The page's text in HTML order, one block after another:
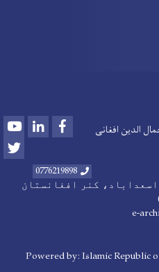
الدین افغانی YoutubeLinkedInFacebook
0776219898
اسعداباد، کنر افغانستان
Powered by: Islamic Republic